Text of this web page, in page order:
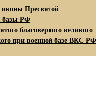
Пресвятой
базы РФ
благоверного великого
при военной базе ВКС РФ